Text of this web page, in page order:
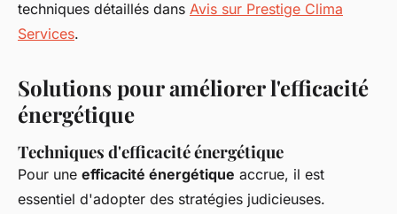
techniques détaillés dans Avis sur Prestige Clima
Services.
Solutions pour améliorer l'efficacité
énergétique
Techniques d'efficacité énergétique
Pour une efficacité énergétique accrue, il est
essentiel d'adopter des stratégies judicieuses.